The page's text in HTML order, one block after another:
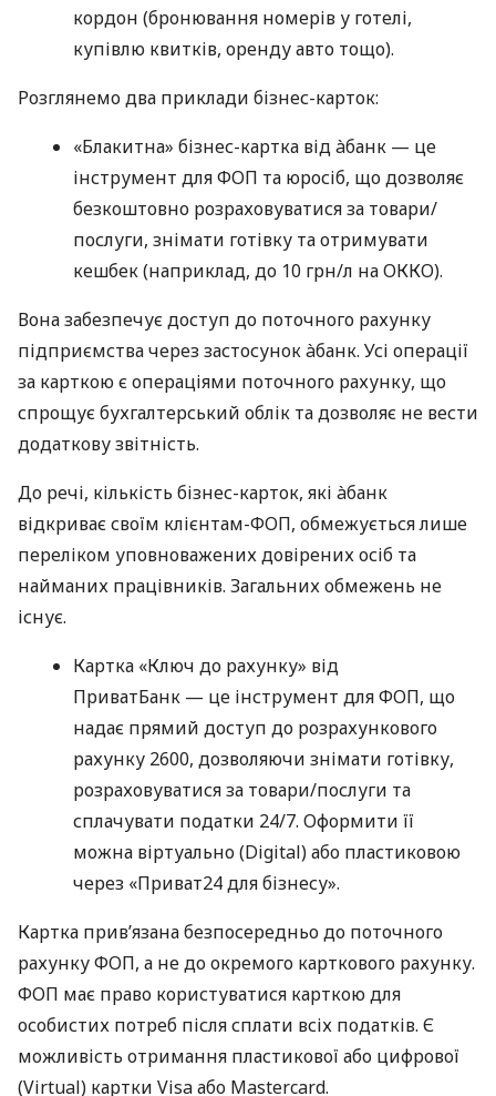
кордон (бронювання номерів у готелі,
купівлю квитків, оренду авто тощо).
Розглянемо два приклади бізнес-карток:
«Блакитна» бізнес-картка від àбанк — це
інструмент для ФОП та юросіб, що дозволяє
безкоштовно розраховуватися за товари/
послуги, знімати готівку та отримувати
кешбек (наприклад, до 10 грн/л на ОККО).
Вона забезпечує доступ до поточного рахунку
підприємства через застосунок àбанк. Усі операції
за карткою є операціями поточного рахунку, що
спрощує бухгалтерський облік та дозволяє не вести
додаткову звітність.
До речі, кількість бізнес-карток, які àбанк
відкриває своїм клієнтам-ФОП, обмежується лише
переліком уповноважених довірених осіб та
найманих працівників. Загальних обмежень не
існує.
Картка «Ключ до рахунку» від
ПриватБанк — це інструмент для ФОП, що
надає прямий доступ до розрахункового
рахунку 2600, дозволяючи знімати готівку,
розраховуватися за товари/послуги та
сплачувати податки 24/7. Оформити її
можна віртуально (Digital) або пластиковою
через «Приват24 для бізнесу».
Картка прив’язана безпосередньо до поточного
рахунку ФОП, а не до окремого карткового рахунку.
ФОП має право користуватися карткою для
особистих потреб після сплати всіх податків. Є
можливість отримання пластикової або цифрової
(Virtual) картки Visa або Mastercard.